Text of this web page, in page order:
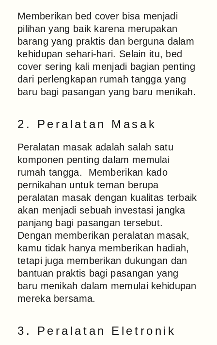
Memberikan bed cover bisa menjadi
pilihan yang baik karena merupakan
barang yang praktis dan berguna dalam
kehidupan sehari-hari. Selain itu, bed
cover sering kali menjadi bagian penting
dari perlengkapan rumah tangga yang
baru bagi pasangan yang baru menikah.
2. Peralatan Masak
Peralatan masak adalah salah satu
komponen penting dalam memulai
rumah tangga. Memberikan kado
pernikahan untuk teman berupa
peralatan masak dengan kualitas terbaik
akan menjadi sebuah investasi jangka
panjang bagi pasangan tersebut.
Dengan memberikan peralatan masak,
kamu tidak hanya memberikan hadiah,
tetapi juga memberikan dukungan dan
bantuan praktis bagi pasangan yang
baru menikah dalam memulai kehidupan
mereka bersama.
3. Peralatan Eletronik